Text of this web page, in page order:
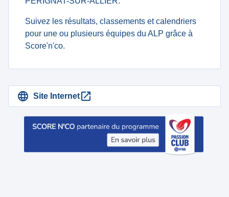
Suivez les résultats, classements et calendriers
pour une ou plusieurs équipes du ALP grâce à
Score'n'co.
Site Internet